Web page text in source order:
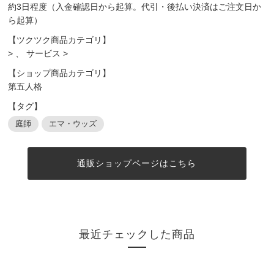
約3日程度（入金確認日から起算。代引・後払い決済はご注文日か
ら起算）
【ツクツク商品カテゴリ】
>
、サービス >
【ショップ商品カテゴリ】
第五人格
【タグ】
庭師 エマ・ウッズ
通販ショップページはこちら
最近チェックした商品